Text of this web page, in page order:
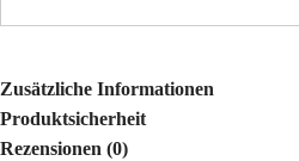
Zusätzliche Informationen
Produktsicherheit
Rezensionen (0)